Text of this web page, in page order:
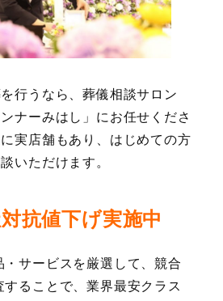
行うなら、葬儀相談サロン
ナーみはし」にお任せくださ
実店舗もあり、はじめての方
いただけます。
抗値下げ実施中
サービスを厳選して、競合
ることで、業界最安クラス